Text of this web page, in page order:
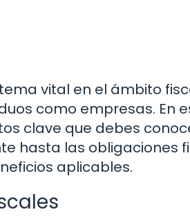
vital en el ámbito
como empresas. En
clave que debes
hasta las obligaciones
aplicables.